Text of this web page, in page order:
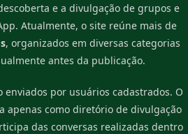
e a divulgação de grupos e
Atualmente, o site reúne mais de
, organizados em diversas categorias
antes da publicação.
enviados por usuários cadastrados. O
apenas como diretório de divulgação
das conversas realizadas dentro